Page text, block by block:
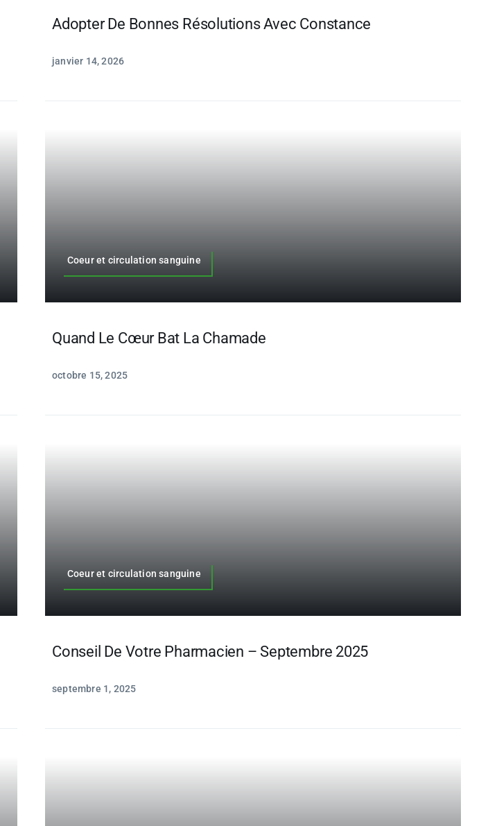
Adopter De Bonnes Résolutions Avec Constance
janvier 14, 2026
Coeur et circulation sanguine
Quand Le Cœur Bat La Chamade
octobre 15, 2025
Coeur et circulation sanguine
Conseil De Votre Pharmacien – Septembre 2025
septembre 1, 2025